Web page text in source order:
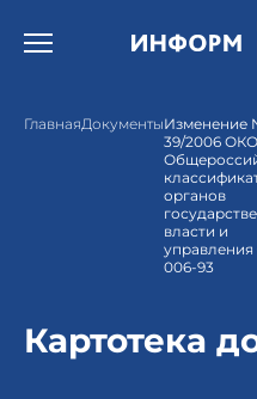
Открыть бургер меню.
ГлавнаяДокументыИзменение
39/2006
органов
власти и
006-93
Картотека